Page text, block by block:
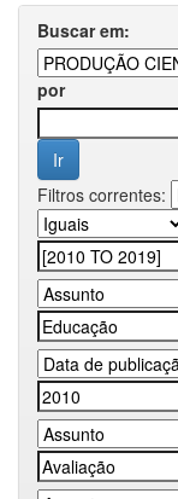
Buscar em:
por
Filtros correntes: